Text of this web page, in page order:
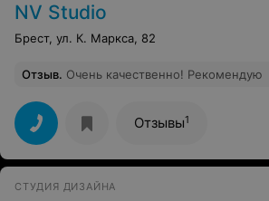
NV Studio
Брест, ул. К. Маркса, 82
Отзыв. Очень качественно! Рекомендую
Отзывы1
СТУДИЯ ДИЗАЙНА